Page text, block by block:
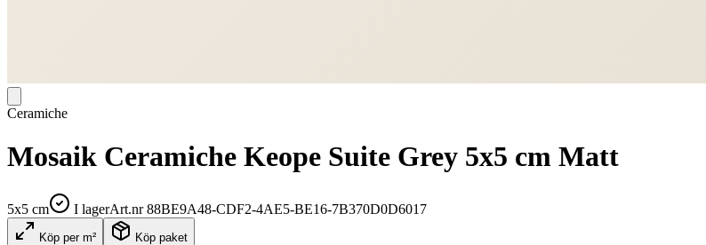
Ceramiche
Mosaik Ceramiche Keope Suite Grey 5x5 cm Matt
5x5 cm I lagerArt.nr88BE9A48-CDF2-4AE5-BE16-7B370D0D6017
Köp per m² Köp paket